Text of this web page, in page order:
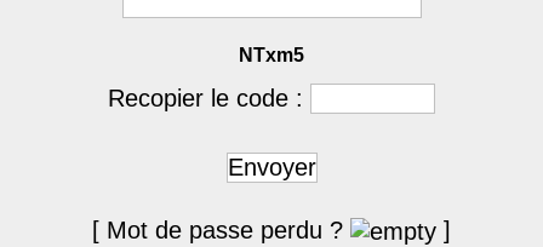
NTxm5
Recopier le code :
Envoyer
[ Mot de passe perdu ? ]